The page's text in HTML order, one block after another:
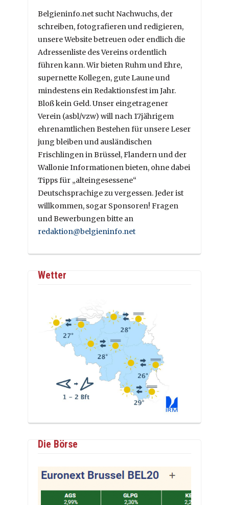
Belgieninfo.net sucht Nachwuchs, der
schreiben, fotografieren und redigieren,
unsere Website betreuen oder endlich die
Adressenliste des Vereins ordentlich
führen kann. Wir bieten Ruhm und Ehre,
supernette Kollegen, gute Laune und
mindestens ein Redaktionsfest im Jahr.
Bloß kein Geld. Unser eingetragener
Verein (asbl/vzw) will nach 17jährigem
ehrenamtlichen Bestehen für unsere Leser
jung bleiben und ausländischen
Frischlingen in Brüssel, Flandern und der
Wallonie Informationen bieten, ohne dabei
Tipps für „alteingesessene“
Deutschsprachige zu vergessen. Jeder ist
willkommen, sogar Sponsoren! Fragen
und Bewerbungen bitte an
redaktion@belgieninfo.net
Wetter
Die Börse